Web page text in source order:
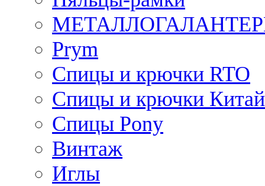
Prym
Спицы и крючки RTO
Спицы и крючки Китай
Спицы Pony
Винтаж
Иглы